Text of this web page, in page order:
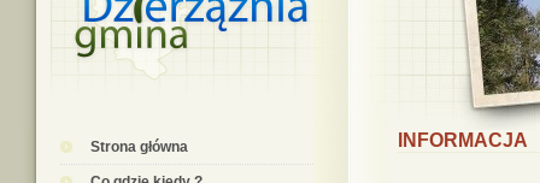
Strona główna INFORMACJA